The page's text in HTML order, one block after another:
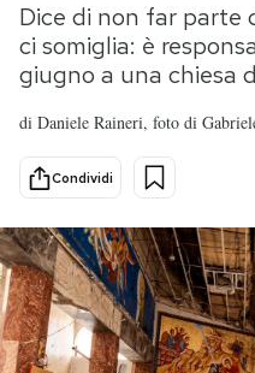
Tecnologia
Internet
Scienza
Cultura
Economia
Sport
PODCAST
Dice di non far parte
ci somiglia: è
giugno a una chiesa
di Daniele Raineri, foto di
Condividi